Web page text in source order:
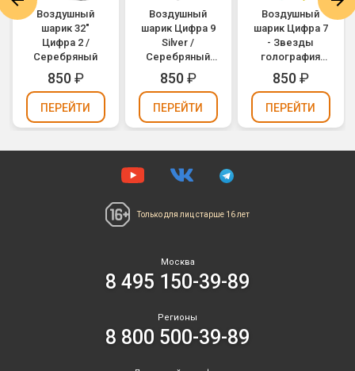
Воздушный
шарик 32"
Цифра 2 /
Серебряный
850₽
ПЕРЕЙТИ
Воздушный
шарик Цифра 9
Silver /
Серебряный
(1207-2964)
850₽
ПЕРЕЙТИ
Воздушный
шарик Цифра 7
- Звезды
голография
(1207-2125)
850₽
ПЕРЕЙТИ
Только для лиц старше 16 лет
Москва
8 495 150-39-89
Регионы
8 800 500-39-89